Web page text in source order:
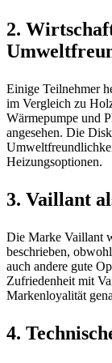
2.
Einige Teilnehmer
im Vergleich zu
Wärmepumpe und
angesehen. Die
Heizungsoptionen.
3. Vaillant
Die Marke Vaillant
beschrieben,
auch andere gute
Zufriedenheit mit
Markenloyalität
4.